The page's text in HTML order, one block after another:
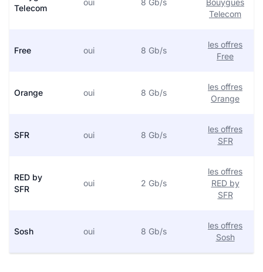
Telecom
oui 8 Gb/s
Bouygues
Telecom
Free oui 8 Gb/s
les offres
Free
Orange oui 8 Gb/s
les offres
Orange
SFR oui 8 Gb/s
les offres
SFR
RED by
SFR
oui 2 Gb/s
les offres
RED by
SFR
Sosh oui 8 Gb/s
les offres
Sosh